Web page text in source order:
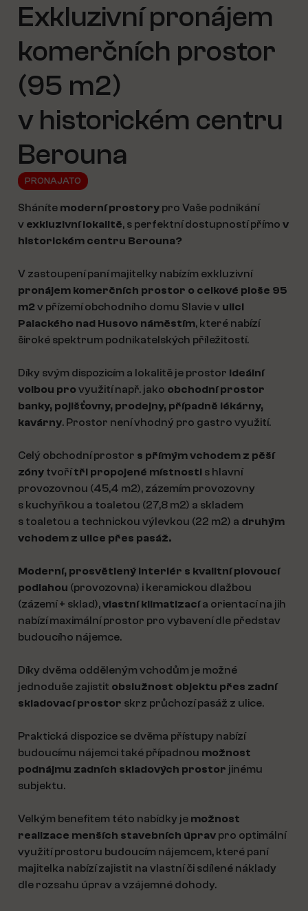
Exkluzivní pronájem
komerčních prostor
(95 m2)
v historickém centru
Berouna
PRONAJATO
Sháníte moderní prostory pro Vaše podnikání
v exkluzivní lokalitě, s perfektní dostupností přímo v
historickém centru Berouna?
V zastoupení paní majitelky nabízím exkluzivní
pronájem komerčních prostor o celkové ploše 95
m2v přízemí obchodního domu Slavie v ulici
Palackého nad Husovo náměstím, které nabízí
široké spektrum podnikatelských příležitostí.
Díky svým dispozicím a lokalitě je prostor ideální
volbou pro využití např. jako obchodní prostor
banky, pojišťovny, prodejny, případně lékárny,
kavárny. Prostor není vhodný pro gastro využití.
Celý obchodní prostor s přímým vchodem z pěší
zóny tvořítři propojené místnosti s hlavní
provozovnou (45,4 m2), zázemím provozovny
s kuchyňkou a toaletou (27,8 m2) a skladem
s toaletou a technickou výlevkou (22 m2) a druhým
vchodem z ulice přes pasáž.
Moderní, prosvětlený interiér s kvalitní plovoucí
podlahou (provozovna) i keramickou dlažbou
(zázemí + sklad),vlastní klimatizacía orientací na jih
nabízí maximální prostor pro vybavení dle představ
budoucího nájemce.
Díky dvěma odděleným vchodům je možné
jednoduše zajistit obslužnost objektu přes zadní
skladovací prostor skrz průchozí pasáž z ulice.
Praktická dispozice se dvěma přístupy nabízí
budoucímu nájemci také případnou možnost
podnájmu zadních skladových prostor jinému
subjektu.
Velkým benefitem této nabídky je možnost
realizace menších stavebních úprav pro optimální
využití prostoru budoucím nájemcem, které paní
majitelka nabízí zajistit na vlastní či sdílené náklady
dle rozsahu úprav a vzájemné dohody.